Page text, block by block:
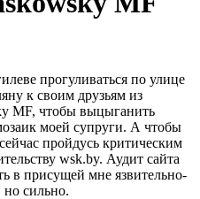
прогуливаться по улице
к своим друзьям из
MF, чтобы выцыганить
моей супруги. А чтобы
пройдусь критическим
wsk.by. Аудит сайта
в присущей мне язвительно-
но сильно.